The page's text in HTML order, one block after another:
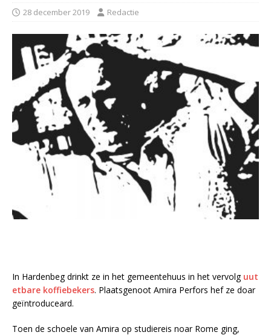
28 december 2019 Redactie
In Hardenbeg drinkt ze in het gemeentehuus in het vervolg uut
etbare koffiebekers. Plaatsgenoot Amira Perfors hef ze doar
geïntroduceard.
Toen de schoele van Amira op studiereis noar Rome ging,